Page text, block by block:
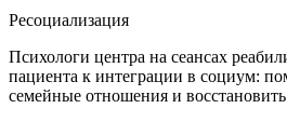
Ресоциализация
Психологи центра на сеансах
пациента к интеграции в социум:
семейные отношения и